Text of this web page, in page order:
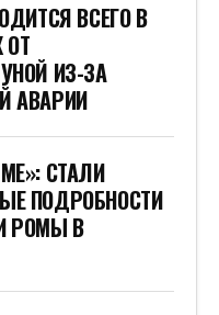
ВСЕГО В
ОТ
ИЗ-ЗА
АВАРИИ
СТАЛИ
ПОДРОБНОСТИ
РОМЫ В